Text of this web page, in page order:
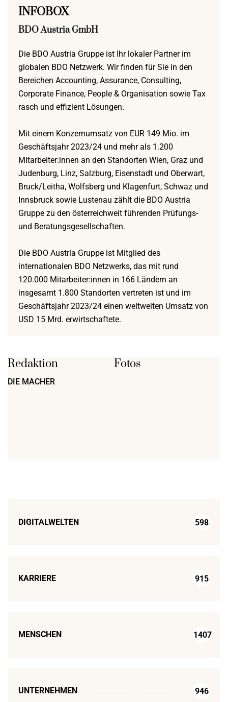
INFOBOX
BDO Austria GmbH
Die BDO Austria Gruppe ist Ihr lokaler Partner im
globalen BDO Netzwerk. Wir finden für Sie in den
Bereichen Accounting, Assurance, Consulting,
Corporate Finance, People & Organisation sowie Tax
rasch und effizient Lösungen.
Mit einem Konzernumsatz von EUR 149 Mio. im
Geschäftsjahr 2023/24 und mehr als 1.200
Mitarbeiter:innen an den Standorten Wien, Graz und
Judenburg, Linz, Salzburg, Eisenstadt und Oberwart,
Bruck/Leitha, Wolfsberg und Klagenfurt, Schwaz und
Innsbruck sowie Lustenau zählt die BDO Austria
Gruppe zu den österreichweit führenden Prüfungs-
und Beratungsgesellschaften.
Die BDO Austria Gruppe ist Mitglied des
internationalen BDO Netzwerks, das mit rund
120.000 Mitarbeiter:innen in 166 Ländern an
insgesamt 1.800 Standorten vertreten ist und im
Geschäftsjahr 2023/24 einen weltweiten Umsatz von
USD 15 Mrd. erwirtschaftete.
Redaktion
DIE MACHER
Fotos
DIGITALWELTEN 598
KARRIERE 915
MENSCHEN 1407
UNTERNEHMEN 946